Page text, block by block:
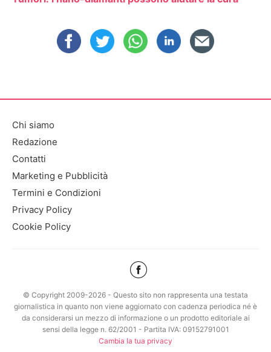
Chi siamo
Redazione
Contatti
Marketing e Pubblicità
Termini e Condizioni
Privacy Policy
Cookie Policy
© Copyright 2009-2026 - Questo sito non rappresenta una testata
giornalistica in quanto non viene aggiornato con cadenza periodica né è
da considerarsi un mezzo di informazione o un prodotto editoriale ai
sensi della legge n. 62/2001 - Partita IVA: 09152791001
Cambia la tua privacy